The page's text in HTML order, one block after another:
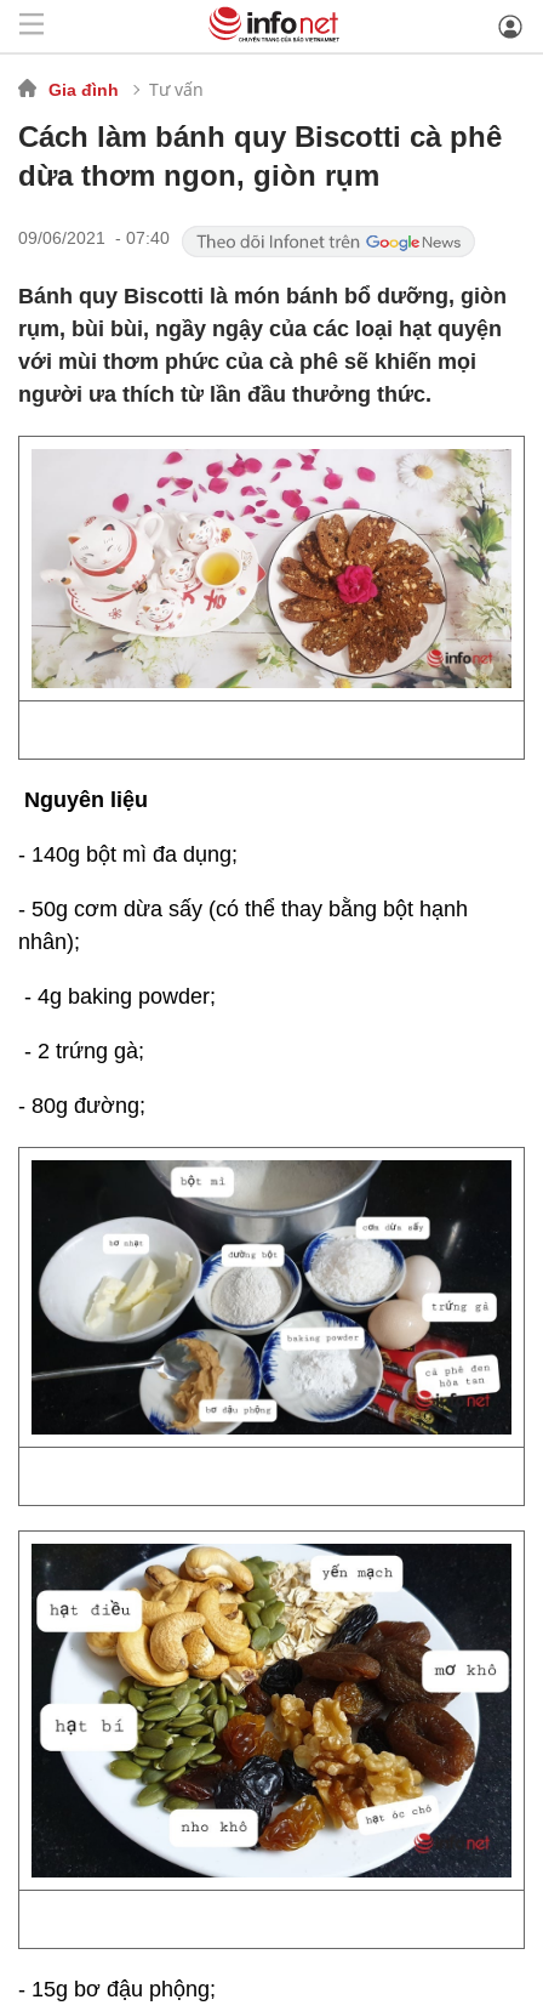
Gia đình Tư vấn
Cách làm bánh quy Biscotti cà phê
dừa thơm ngon, giòn rụm
09/06/2021 - 07:40
Bánh quy Biscotti là món bánh bổ dưỡng, giòn
rụm, bùi bùi, ngầy ngậy của các loại hạt quyện
với mùi thơm phức của cà phê sẽ khiến mọi
người ưa thích từ lần đầu thưởng thức.
Nguyên liệu
- 140g bột mì đa dụng;
- 50g cơm dừa sấy (có thể thay bằng bột hạnh
nhân);
- 4g baking powder;
- 2 trứng gà;
- 80g đường;
- 15g bơ đậu phộng;